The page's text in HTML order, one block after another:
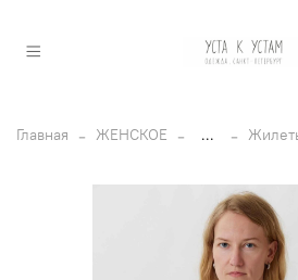
Главная ЖЕНСКОЕ ...